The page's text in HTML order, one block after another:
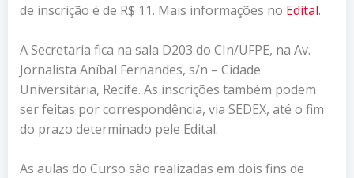
de inscrição é de R$ 11. Mais informações no Edital.
A Secretaria fica na sala D203 do CIn/UFPE, na Av.
Jornalista Aníbal Fernandes, s/n – Cidade
Universitária, Recife. As inscrições também podem
ser feitas por correspondência, via SEDEX, até o fim
do prazo determinado pele Edital.
As aulas do Curso são realizadas em dois fins de